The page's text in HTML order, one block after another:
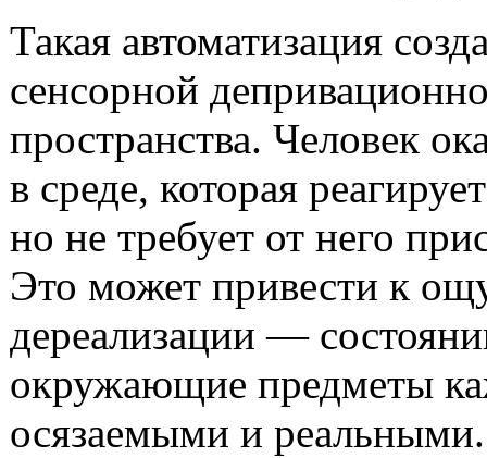
Такая автоматизация
сенсорной
пространства. Человек
в среде, которая
но не требует от него
Это может привести к
дереализации —
окружающие предметы
осязаемыми и реальными.